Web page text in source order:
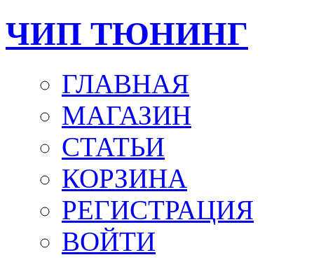
ЧИП ТЮНИНГ
ГЛАВНАЯ
МАГАЗИН
СТАТЬИ
КОРЗИНА
РЕГИСТРАЦИЯ
ВОЙТИ